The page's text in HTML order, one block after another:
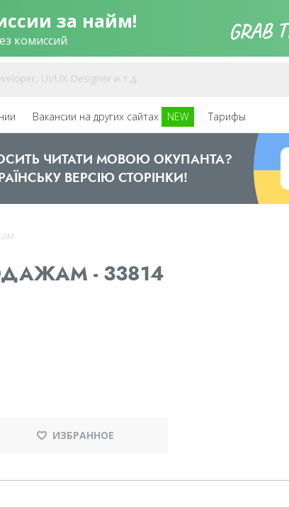
за найм!
комиссий
Вакансии на других сайтах NEW Тарифы
ЧИТАТИ МОВОЮ ОКУПАНТА?
ВЕРСІЮ СТОРІНКИ!
- 33814
ИЗБРАННОЕ